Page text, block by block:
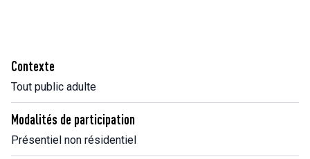
Contexte
Tout public adulte
Modalités de participation
Présentiel non résidentiel